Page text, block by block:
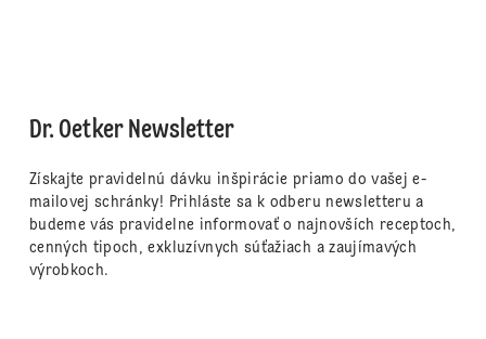
Dr. Oetker Newsletter
Získajte pravidelnú dávku inšpirácie priamo do vašej e-
mailovej schránky! Prihláste sa k odberu newsletteru a
budeme vás pravidelne informovať o najnovších receptoch,
cenných tipoch, exkluzívnych súťažiach a zaujímavých
výrobkoch.